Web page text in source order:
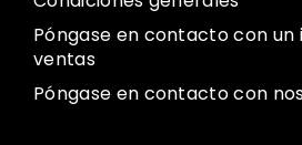
Póngase en contacto con un
ventas
Póngase en contacto con